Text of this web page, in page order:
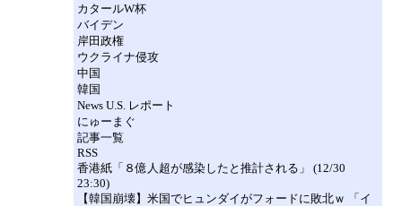
カタールW杯
バイデン
岸田政権
ウクライナ侵攻
中国
韓国
News U.S. レポート
にゅーまぐ
記事一覧
RSS
香港紙「８億人超が感染したと推計される」 (12/30
23:30)
【韓国崩壊】米国でヒュンダイがフォードに敗北ｗ 「イ